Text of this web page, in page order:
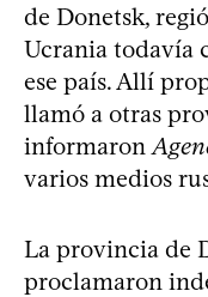
de Donetsk,
Ucrania todavía
ese país. Allí
llamó a otras
informaron
varios medios
La provincia de
proclamaron